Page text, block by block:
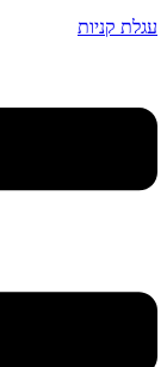
עגלת קניות